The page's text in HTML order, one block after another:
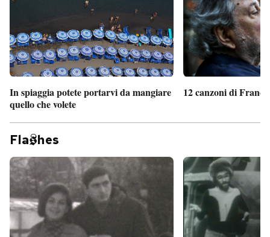
In spiaggia potete portarvi da mangiare
quello che volete
12 canzoni di
Fla hes